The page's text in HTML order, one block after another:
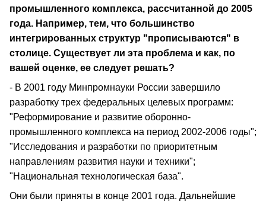
промышленного комплекса, рассчитанной до 2005
года. Например, тем, что большинство
интегрированных структур "прописываются" в
столице. Существует ли эта проблема и как, по
вашей оценке, ее следует решать?
- В 2001 году Минпромнауки России завершило
разработку трех федеральных целевых программ:
"Реформирование и развитие оборонно-
промышленного комплекса на период 2002-2006 годы";
"Исследования и разработки по приоритетным
направлениям развития науки и техники";
"Национальная технологическая база".
Они были приняты в конце 2001 года. Дальнейшие